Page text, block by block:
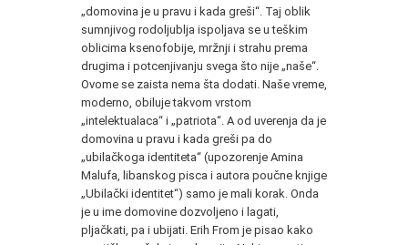
„domovina je u pravu i kada greši“. Taj oblik
sumnjivog rodoljublja ispoljava se u teškim
oblicima ksenofobije, mržnji i strahu prema
drugima i potcenjivanju svega što nije „naše“.
Ovome se zaista nema šta dodati. Naše vreme,
moderno, obiluje takvom vrstom
„intelektualaca“ i „patriota“. A od uverenja da je
domovina u pravu i kada greši pa do
„ubilačkoga identiteta“ (upozorenje Amina
Malufa, libanskog pisca i autora poučne knjige
„Ubilački identitet“) samo je mali korak. Onda
je u ime domovine dozvoljeno i lagati,
pljačkati, pa i ubijati. Erih From je pisao kako